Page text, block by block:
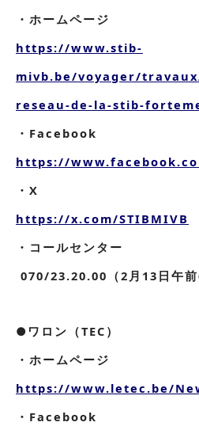
・ホームページ
https://www.stib-
mivb.be/voyager/
reseau-de-la-stib-
・Facebook
https://
・X
https://x.com/STIBMIVB
・コールセンター
070/23.20.00（2月13日午前
●ワロン（TEC）
・ホームページ
https://www.letec.be/
・Facebook